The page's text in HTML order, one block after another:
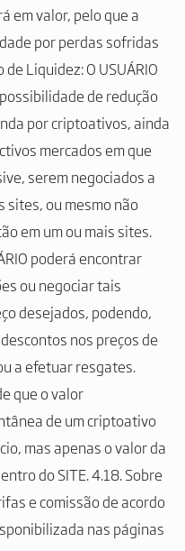
em valor, pelo que a
por perdas sofridas
Liquidez: O USUÁRIO
de redução
por criptoativos, ainda
mercados em que
serem negociados a
ou mesmo não
em um ou mais sites.
poderá encontrar
ou negociar tais
desejados, podendo,
nos preços de
a efetuar resgates.
que o valor
de um criptoativo
mas apenas o valor da
do SITE. 4.18. Sobre
e comissão de acordo
nas páginas